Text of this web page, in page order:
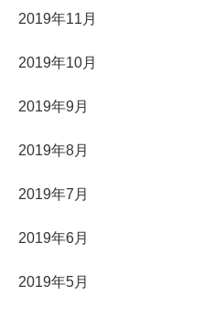
2019年11月
2019年10月
2019年9月
2019年8月
2019年7月
2019年6月
2019年5月